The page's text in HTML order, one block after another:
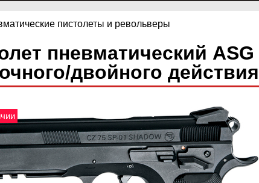
пистолеты и револьверы
пневматический
двойного